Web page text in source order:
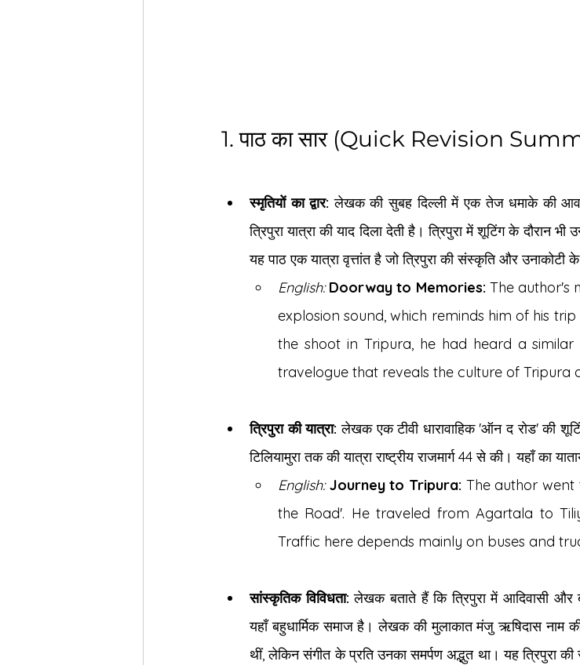
1. पाठ का सार (Quick Revision
स्मृतियों का द्वार: लेखक की सुबह दिल्ली में एक तेज धमाके की
त्रिपुरा यात्रा की याद दिला देती है। त्रिपुरा में शूटिंग के दौरान भी
यह पाठ एक यात्रा वृत्तांत है जो त्रिपुरा की संस्कृति और उनाकोटी
English: Doorway to Memories: The author's
explosion sound, which reminds him of his
the shoot in Tripura, he had heard a
travelogue that reveals the culture of Tripura
त्रिपुरा की यात्रा: लेखक एक टीवी धारावाहिक 'ऑन द रोड' की
टिलियामुरा तक की यात्रा राष्ट्रीय राजमार्ग 44 से की। यहाँ का
English: Journey to Tripura: The author went
the Road'. He traveled from Agartala to
Traffic here depends mainly on buses and
सांस्कृतिक विविधता: लेखक बताते हैं कि त्रिपुरा में आदिवासी
यहाँ बहुधार्मिक समाज है। लेखक की मुलाकात मंजु ऋषिदास नाम
थीं, लेकिन संगीत के प्रति उनका समर्पण अद्भुत था। यह त्रिपुरा